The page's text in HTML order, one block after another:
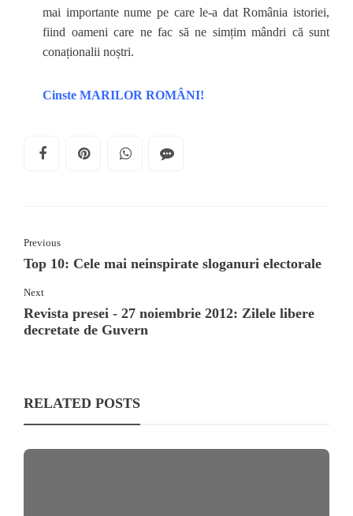
mai importante nume pe care le-a dat România istoriei,
fiind oameni care ne fac să ne simțim mândri că sunt
conaționalii noștri.
Cinste MARILOR ROMÂNI!
Previous
Top 10: Cele mai neinspirate sloganuri electorale
Next
Revista presei - 27 noiembrie 2012: Zilele libere
decretate de Guvern
RELATED POSTS